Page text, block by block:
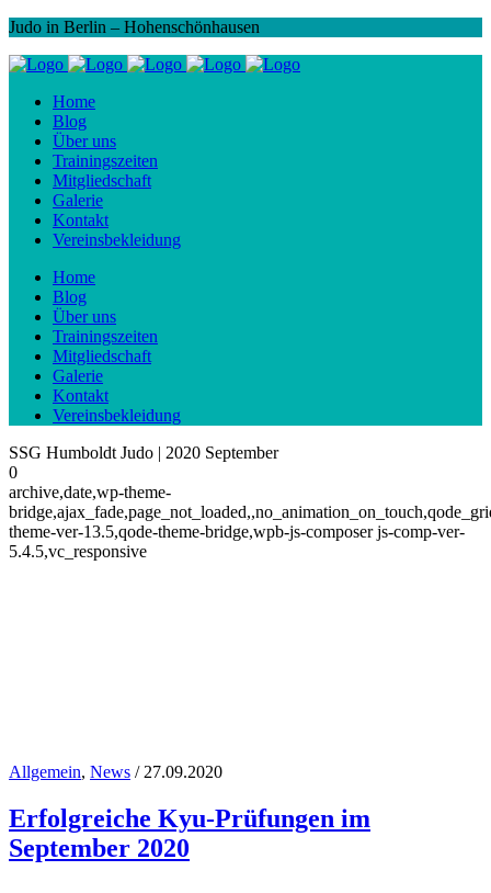
Judo in Berlin – Hohenschönhausen
Home
Blog
Über uns
Trainingszeiten
Mitgliedschaft
Galerie
Kontakt
Vereinsbekleidung
Home
Blog
Über uns
Trainingszeiten
Mitgliedschaft
Galerie
Kontakt
Vereinsbekleidung
SSG Humboldt Judo | 2020 September
0
archive,date,wp-theme-
theme-ver-13.5,qode-theme-bridge,wpb-js-composer js-comp-ver-
5.4.5,vc_responsive
September 2020
Allgemein, News / 27.09.2020
Erfolgreiche Kyu-Prüfungen im
September 2020